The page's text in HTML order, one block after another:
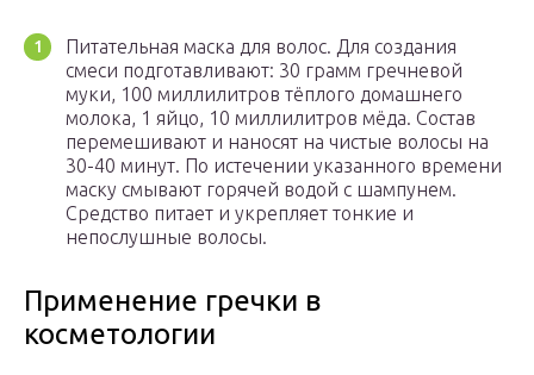
Питательная маска для волос. Для создания
смеси подготавливают: 30 грамм гречневой
муки, 100 миллилитров тёплого домашнего
молока, 1 яйцо, 10 миллилитров мёда. Состав
перемешивают и наносят на чистые волосы на
30-40 минут. По истечении указанного времени
маску смывают горячей водой с шампунем.
Средство питает и укрепляет тонкие и
непослушные волосы.
Применение гречки в
косметологии